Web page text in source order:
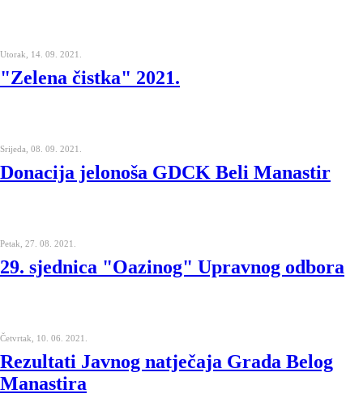
Utorak, 14. 09. 2021.
"Zelena čistka" 2021.
Srijeda, 08. 09. 2021.
Donacija jelonoša GDCK Beli Manastir
Petak, 27. 08. 2021.
29. sjednica "Oazinog" Upravnog odbora
Četvrtak, 10. 06. 2021.
Rezultati Javnog natječaja Grada Belog
Manastira